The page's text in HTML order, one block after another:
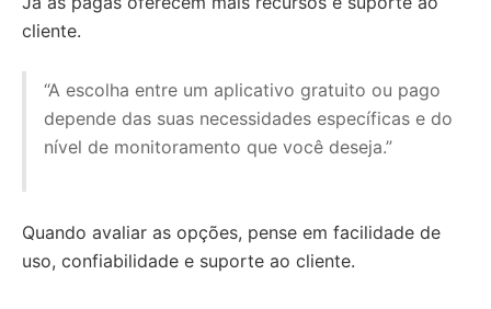
cliente.
“A escolha entre um aplicativo gratuito ou pago
depende das suas necessidades específicas e do
nível de monitoramento que você deseja.”
Quando avaliar as opções, pense em facilidade de
uso, confiabilidade e suporte ao cliente.